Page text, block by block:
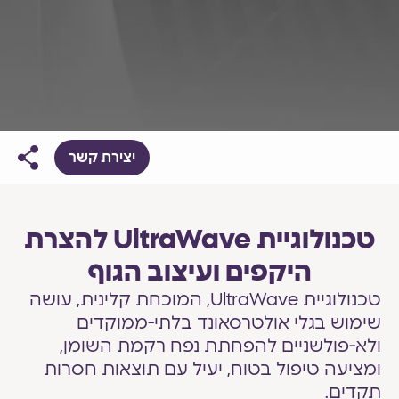
יצירת קשר
טכנולוגיית UltraWave להצרת
היקפים ועיצוב הגוף
טכנולוגיית UltraWave, המוכחת קלינית, עושה
שימוש בגלי אולטרסאונד בלתי-ממוקדים
ולא-פולשניים להפחתת נפח רקמת השומן,
ומציעה טיפול בטוח, יעיל עם תוצאות חסרות
תקדים.